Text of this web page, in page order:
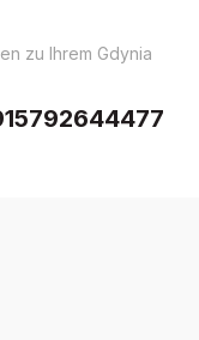
zu Ihrem Gdynia